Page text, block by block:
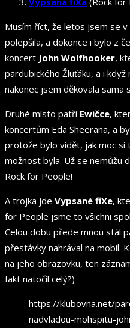
Musím říct, že letos jsem se
polepšila, a dokonce i bylo z
koncert John Wolfhooker,
pardubického Žluťáku, a i
nakonec jsem děkovala sama
Druhé místo patří Ewičce,
koncertům Eda Sheerana, a
protože bylo vidět, jak moc si
možnost byla. Už se nemůžu
Rock for People!
A trojka jde Vypsané fiXe,
for People jsme to všichni
Celou dobu přede mnou stál
přestávky nahrával na mobil.
na jeho obrazovku, ten
fakt natočil celý?)
https://klubovna.net/
nadvladou-mohspitu-